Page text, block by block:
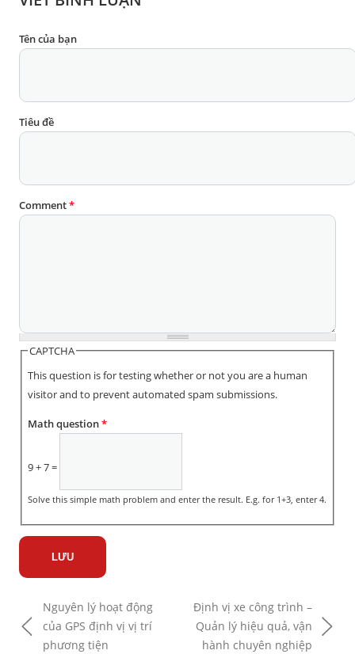
Tên của bạn
Tiêu đề
Comment*
CAPTCHA
This question is for testing whether or not you are a human
visitor and to prevent automated spam submissions.
Math question*
9 + 7 =
Solve this simple math problem and enter the result. E.g. for 1+3, enter 4.
Định vị xe công trình –
Quản lý hiệu quả, vận
hành chuyên nghiệp
Nguyên lý hoạt động
của GPS định vị vị trí
phương tiện